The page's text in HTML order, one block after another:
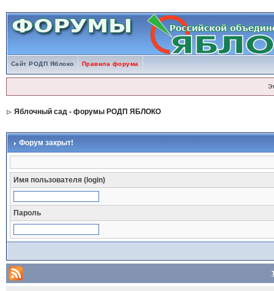
Сайт РОДП Яблоко Правила форума
Яблочный сад - форумы РОДП ЯБЛОКО
Форум закрыт!
Имя пользователя (login)
Пароль